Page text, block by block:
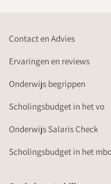
Contact en Advies
Ervaringen en reviews
Onderwijs begrippen
Scholingsbudget in het vo
Onderwijs Salaris Check
Scholingsbudget in het